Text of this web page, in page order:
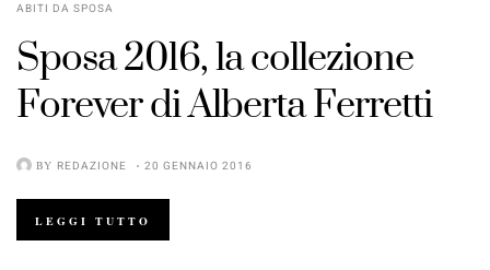
ABITI DA SPOSA
Sposa 2016, la collezione
ForeverdiAlberta Ferretti
BY REDAZIONE 20 GENNAIO 2016
LEGGI TUTTO